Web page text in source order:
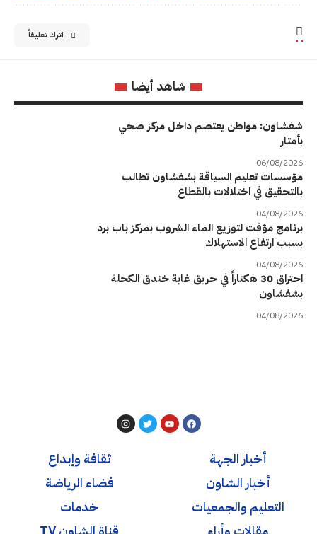
اترك تعليقاً
شاهد أيضا
شفشاون: مواطن يعتصم داخل مركز صحي
بأمتار
06/08/2026
مؤسسات تعليم السياقة بشفشاون تطالب
بالتحقيق في اختلالات بالقطاع
04/08/2026
برنامج مؤقت لتوزيع الماء الشروب بمركز باب برد
بسبب ارتفاع الاستهلاك
04/08/2026
احتراق 30 هكتاراً في حريق غابة خندق الكحلة
بشفشاون
04/08/2026
أخبار الجهة
أخبار الشاون
التعليم والجمعيات
ثقافة وإبداع
فضاء الرياضة
خدمات